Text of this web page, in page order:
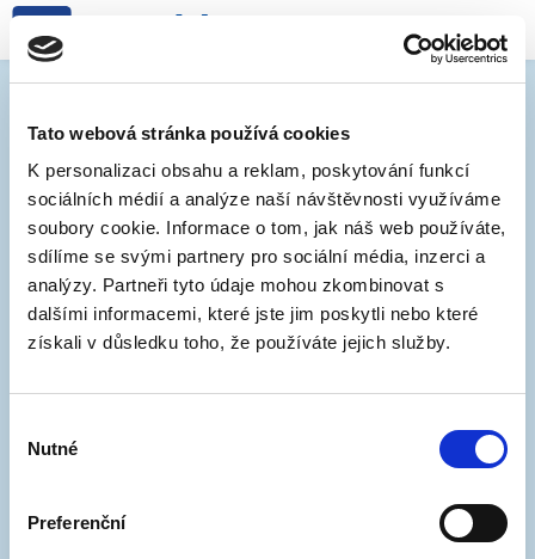
Tato webová stránka používá cookies
K personalizaci obsahu a reklam, poskytování funkcí
sociálních médií a analýze naší návštěvnosti využíváme
soubory cookie. Informace o tom, jak náš web používáte,
sdílíme se svými partnery pro sociální média, inzerci a
analýzy. Partneři tyto údaje mohou zkombinovat s
dalšími informacemi, které jste jim poskytli nebo které
získali v důsledku toho, že používáte jejich služby.
souhlasu
Nutné
Preferenční
Značení v oblasti 18-04
(Hády)
7. 5. 2026
Systém rezidentního parkování se od 25. května
2026 rozšíří do oblasti 18-04 (Hády). Realizace
dopravního značení proběhne od půlky května v
Urychlí nám to práci, vyhnete se pokutě a ulice tak